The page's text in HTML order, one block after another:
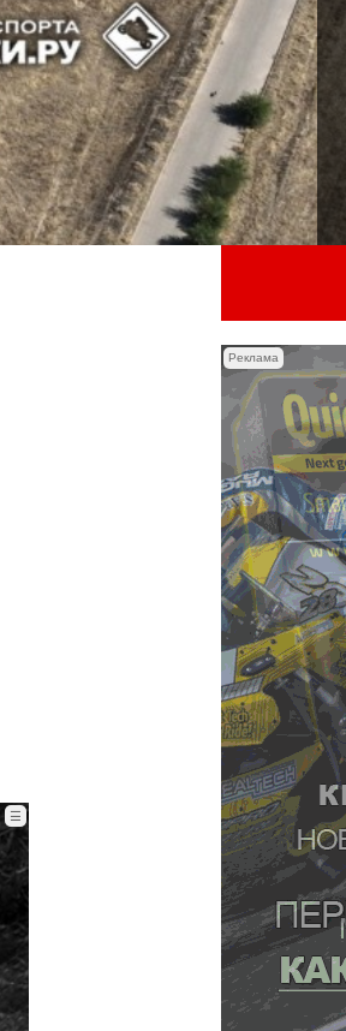
Реклама
☰